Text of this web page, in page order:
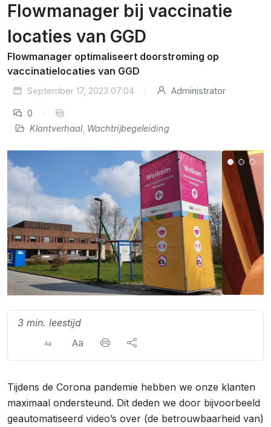
Flowmanager bij vaccinatie
locaties van GGD
Flowmanager optimaliseert doorstroming op
vaccinatielocaties van GGD
September 17, 2023 07:04 Administrator
0
Klantverhaal, Wachtrijbegeleiding
3 min. leestijd
Tijdens de Corona pandemie hebben we onze klanten
maximaal ondersteund. Dit deden we door bijvoorbeeld
geautomatiseerd video’s over (de betrouwbaarheid van)